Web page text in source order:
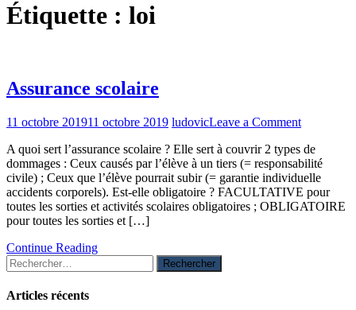
Étiquette : loi
Assurance scolaire
11 octobre 201911 octobre 2019 ludovicLeave a Commenton
scolaire
A quoi sert l’assurance scolaire ? Elle sert à couvrir 2 types de
dommages : Ceux causés par l’élève à un tiers (= responsabilité
civile) ; Ceux que l’élève pourrait subir (= garantie individuelle
accidents corporels). Est-elle obligatoire ? FACULTATIVE pour
toutes les sorties et activités scolaires obligatoires ; OBLIGATOIRE
pour toutes les sorties et […]
Continue Reading
Rechercher :
Articles récents